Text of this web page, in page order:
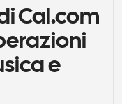
chiamate
i promemoria
e aggiornamenti
Cal.com
e